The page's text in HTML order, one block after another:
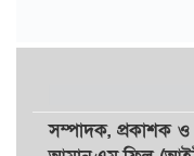
সম্পাদক, প্রকাশক